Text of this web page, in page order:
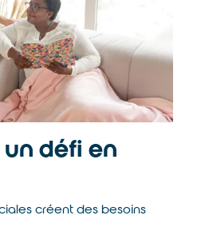
défi en
créent des besoins